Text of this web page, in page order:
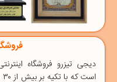
دیجی‌ تیزرو فروشگاه